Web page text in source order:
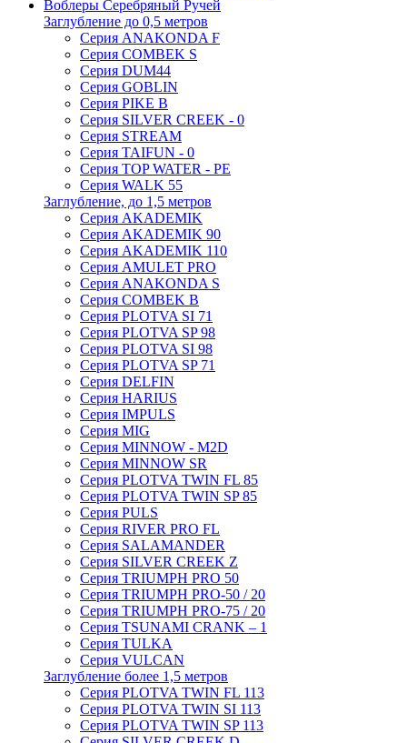
Воблеры Серебряный Ручей
Заглубление до 0,5 метров
Серия ANAKONDA F
Серия COMBEK S
Серия DUM44
Серия GOBLIN
Серия PIKE B
Серия SILVER CREEK - 0
Серия STREAM
Серия TAIFUN - 0
Серия TOP WATER - PE
Серия WALK 55
Заглубление, до 1,5 метров
Серия AKADEMIK
Серия AKADEMIK 90
Серия AKADEMIK 110
Серия AMULET PRO
Серия ANAKONDA S
Серия COMBEK B
Серия PLOTVA SI 71
Серия PLOTVA SP 98
Серия PLOTVA SI 98
Серия PLOTVA SP 71
Серия DELFIN
Серия HARIUS
Серия IMPULS
Серия MIG
Серия MINNOW - M2D
Серия MINNOW SR
Серия PLOTVA TWIN FL 85
Серия PLOTVA TWIN SP 85
Серия PULS
Серия RIVER PRO FL
Серия SALAMANDER
Серия SILVER CREEK Z
Серия TRIUMPH PRO 50
Серия TRIUMPH PRO-50 / 20
Серия TRIUMPH PRO-75 / 20
Серия TSUNAMI CRANK – 1
Серия TULKA
Серия VULCAN
Заглубление более 1,5 метров
Серия PLOTVA TWIN FL 113
Серия PLOTVA TWIN SI 113
Серия PLOTVA TWIN SP 113